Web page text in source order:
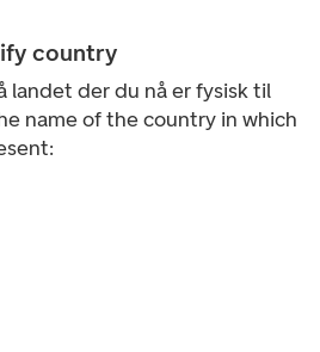
country
landet der du nå er fysisk til
name of the country in which